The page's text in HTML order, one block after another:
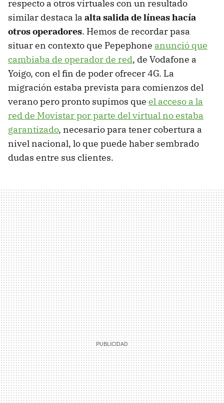
respecto a otros virtuales con un resultado
similar destaca la alta salida de líneas hacía
otros operadores. Hemos de recordar pasa
situar en contexto que Pepephone anunció que
cambiaba de operador de red, de Vodafone a
Yoigo, con el fin de poder ofrecer 4G. La
migración estaba prevista para comienzos del
verano pero pronto supimos que el acceso a la
red de Movistar por parte del virtual no estaba
garantizado, necesario para tener cobertura a
nivel nacional, lo que puede haber sembrado
dudas entre sus clientes.